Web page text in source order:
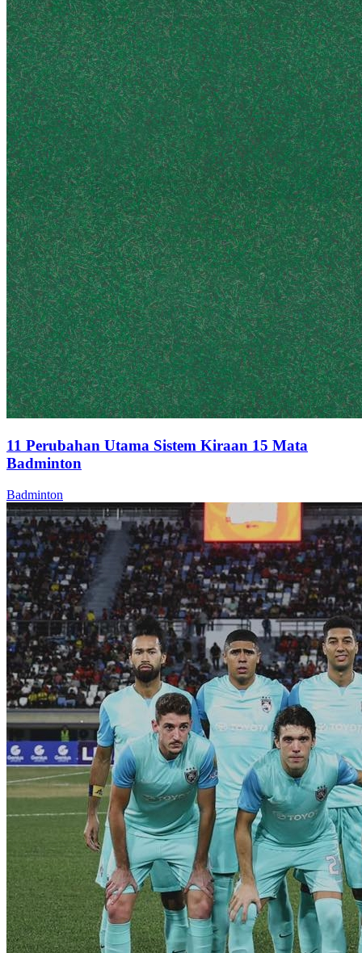
11 Perubahan Utama Sistem Kiraan 15 Mata
Badminton
Badminton